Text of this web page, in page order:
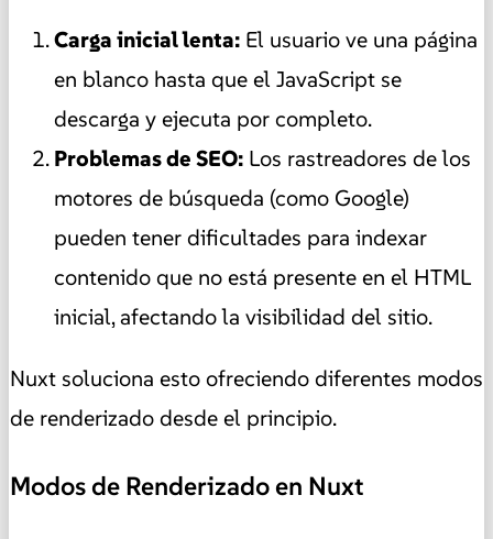
Carga inicial lenta: El usuario ve una página
en blanco hasta que el JavaScript se
descarga y ejecuta por completo.
Problemas de SEO: Los rastreadores de los
motores de búsqueda (como Google)
pueden tener dificultades para indexar
contenido que no está presente en el HTML
inicial, afectando la visibilidad del sitio.
Nuxt soluciona esto ofreciendo diferentes modos
de renderizado desde el principio.
Modos de Renderizado en Nuxt